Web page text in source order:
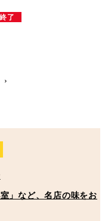
了
›
」など、名店の味をお